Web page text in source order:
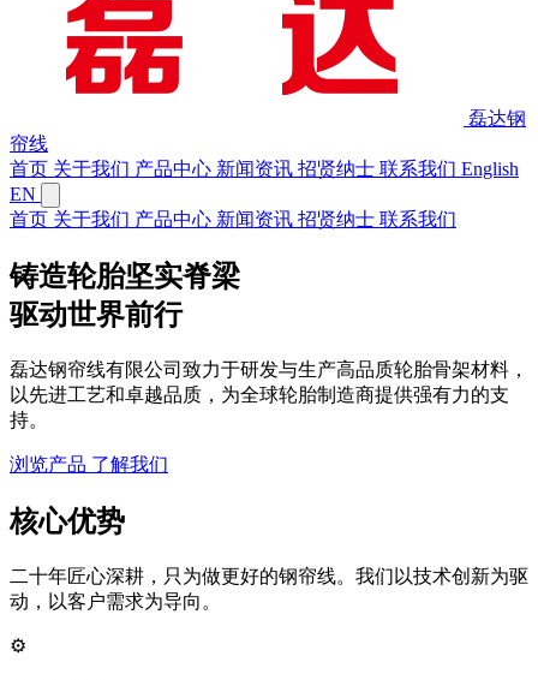
磊达钢
帘线
首页 关于我们 产品中心 新闻资讯 招贤纳士 联系我们 English
EN
首页 关于我们 产品中心 新闻资讯 招贤纳士 联系我们
铸造轮胎坚实脊梁
驱动世界前行
磊达钢帘线有限公司致力于研发与生产高品质轮胎骨架材料，
以先进工艺和卓越品质，为全球轮胎制造商提供强有力的支
持。
浏览产品 了解我们
核心优势
二十年匠心深耕，只为做更好的钢帘线。我们以技术创新为驱
动，以客户需求为导向。
⚙️